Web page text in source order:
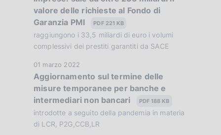
:
c
a
z
i
o
n
e
:
:
a
P
u
b
l
i
c
a
z
i
valore delle richieste al Fondo di
Garanzia PMI
PDF 221 KB
raggiungono i 33,5 miliardi di euro i volumi
complessivi dei prestiti garantiti da SACE
D
a
t
a
P
u
01 marzo 2022
Aggiornamento sul termine delle
misure temporanee per banche e
intermediari non bancari
PDF 188 KB
introdotte a seguito della pandemia in materia
di LCR, P2G,CCB,LR